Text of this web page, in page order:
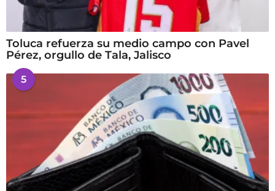
Toluca refuerza su medio campo con Pavel
Pérez, orgullo de Tala, Jalisco
5